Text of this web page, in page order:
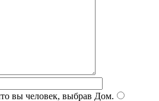
вы человек, выбрав Дом.